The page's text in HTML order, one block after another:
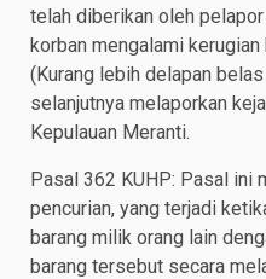
telah diberikan oleh
korban mengalami
(Kurang lebih delapan
selanjutnya melaporkan
Kepulauan Meranti.
Pasal 362 KUHP: Pasal ini
pencurian, yang terjadi
barang milik orang lain
barang tersebut secara